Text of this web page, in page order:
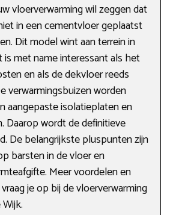
vloerverwarming wil zeggen dat
in een cementvloer geplaatst
Dit model wint aan terrein in
is met name interessant als het
en als de dekvloer reeds
verwarmingsbuizen worden
aangepaste isolatieplaten en
Daarop wordt de definitieve
De belangrijkste pluspunten zijn
barsten in de vloer en
Meer voordelen en
je op bij de vloerverwarming